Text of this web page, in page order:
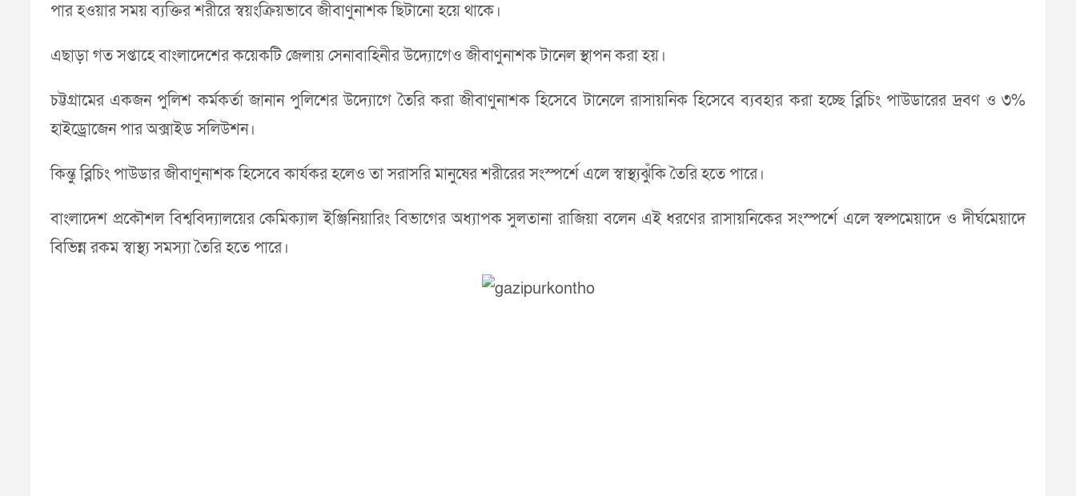
পার হওয়ার সময় ব্যক্তির শরীরে স্বয়ংক্রিয়ভাবে জীবাণুনাশক ছিটানো হয়ে থাকে।
এছাড়া গত সপ্তাহে বাংলাদেশের কয়েকটি জেলায় সেনাবাহিনীর উদ্যোগেও জীবাণুনাশক টানেল স্থাপন করা হয়।
চট্টগ্রামের একজন পুলিশ কর্মকর্তা জানান পুলিশের উদ্যোগে তৈরি করা জীবাণুনাশক হিসেবে টানেলে রাসায়নিক হিসেবে ব্যবহার করা হচ্ছে ব্লিচিং পাউডারের দ্রবণ ও ৩%
হাইড্রোজেন পার অক্সাইড সলিউশন।
কিন্তু ব্লিচিং পাউডার জীবাণুনাশক হিসেবে কার্যকর হলেও তা সরাসরি মানুষের শরীরের সংস্পর্শে এলে স্বাস্থ্যঝুঁকি তৈরি হতে পারে।
বাংলাদেশ প্রকৌশল বিশ্ববিদ্যালয়ের কেমিক্যাল ইঞ্জিনিয়ারিং বিভাগের অধ্যাপক সুলতানা রাজিয়া বলেন এই ধরণের রাসায়নিকের সংস্পর্শে এলে স্বল্পমেয়াদে ও দীর্ঘমেয়াদে
বিভিন্ন রকম স্বাস্থ্য সমস্যা তৈরি হতে পারে।